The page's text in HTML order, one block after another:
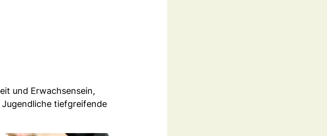
und Erwachsensein,
tiefgreifende